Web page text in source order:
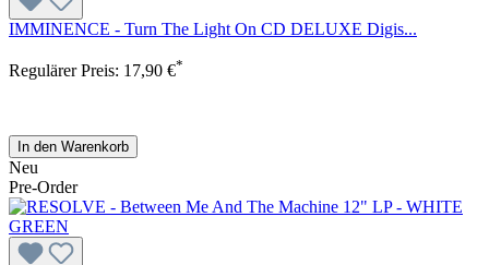
IMMINENCE - Turn The Light On CD DELUXE Digis...
Regulärer Preis: 17,90 €*
In den Warenkorb
Neu
Pre-Order